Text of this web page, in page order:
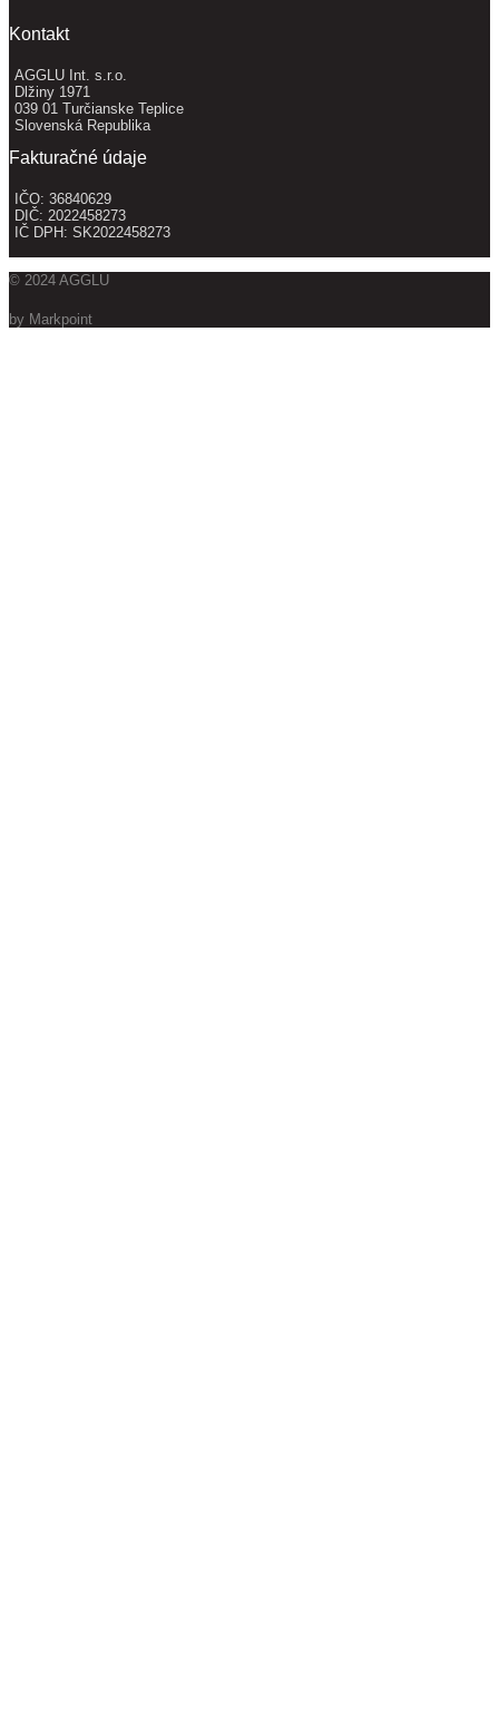
Kontakt
AGGLU Int. s.r.o.
Dlžiny 1971
039 01 Turčianske Teplice
Slovenská Republika
Fakturačné údaje
IČO: 36840629
DIČ: 2022458273
IČ DPH: SK2022458273
© 2024 AGGLU
by Markpoint